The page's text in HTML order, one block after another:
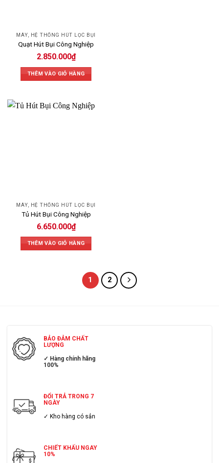
MÁY, HỆ THỐNG HÚT LỌC BỤI
Quạt Hút Bụi Công Nghiệp
2.850.000₫
THÊM VÀO GIỎ HÀNG
MÁY, HỆ THỐNG HÚT LỌC BỤI
Tủ Hút Bụi Công Nghiệp
6.650.000₫
THÊM VÀO GIỎ HÀNG
1 2
BẢO ĐẢM CHẤT
LƯỢNG
✓ Hàng chính hãng
100%
ĐỔI TRẢ TRONG 7
NGÀY
✓ Kho hàng có sẳn
CHIẾT KHẤU NGAY
10%